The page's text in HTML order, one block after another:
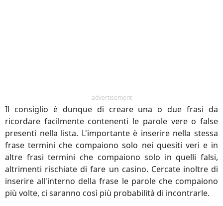
advertisement
Il consiglio è dunque di creare una o due frasi da
ricordare facilmente contenenti le parole vere o false
presenti nella lista. L'importante è inserire nella stessa
frase termini che compaiono solo nei quesiti veri e in
altre frasi termini che compaiono solo in quelli falsi,
altrimenti rischiate di fare un casino. Cercate inoltre di
inserire all'interno della frase le parole che compaiono
più volte, ci saranno così più probabilità di incontrarle.